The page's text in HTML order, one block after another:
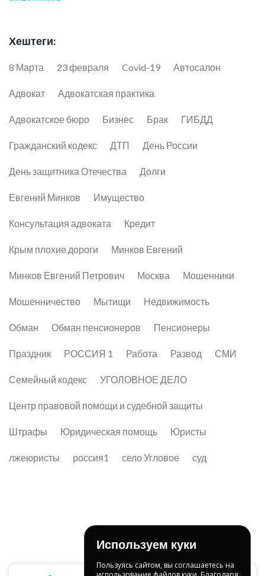
Хештеги:
8 Марта 23 февраля Covid-19 Автосалон
Адвокат Адвокатская практика
Адвокатское бюро Бизнес Брак ГИБДД
Гражданский кодекс ДТП День России
День защитника Отечества Долги
Евгений Минков Имущество
Консультация адвоката Кредит
Крым плохие дороги Минков Евгений
Минков Евгений Петрович Москва Мошенники
Мошенничество Мытищи Недвижимость
Обман Обман пенсионеров Пенсионеры
Праздник РОССИЯ 1 Работа Развод СМИ
Семейный кодекс УГОЛОВНОЕ ДЕЛО
Центр правовой помощи и судебной защиты
Штрафы Юридическая помощь Юристы
лжеюристы россия1 село Угловое суд
Используем куки
Пользуясь сайтом, вы соглашаетесь на